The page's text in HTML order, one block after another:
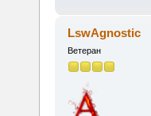
LswAgnostic
Ветеран